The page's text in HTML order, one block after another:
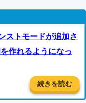
ストモードが追加さ
作れるようになっ
続きを読む